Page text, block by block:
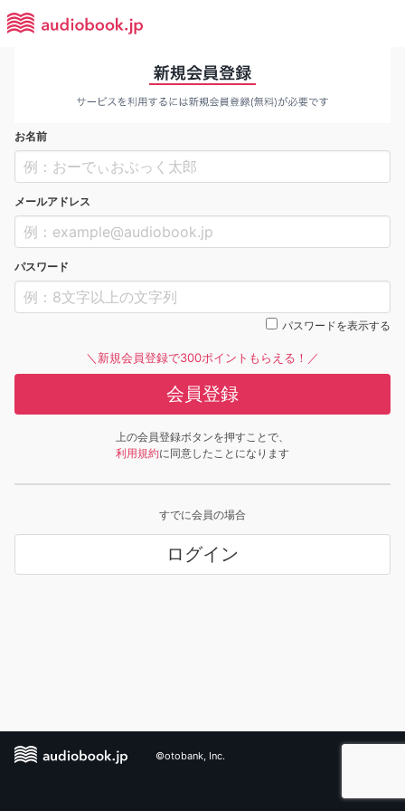
お名前
メールアドレス
パスワード
パスワードを表示する
＼新規会員登録で300ポイントもらえる！／
会員登録
上の会員登録ボタンを押すことで、
利用規約に同意したことになります
すでに会員の場合
ログイン
©otobank, Inc.